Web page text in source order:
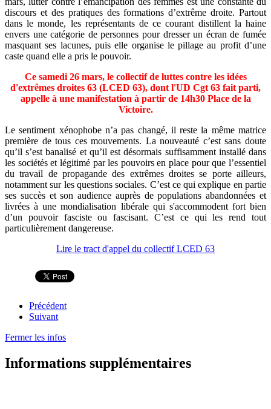
discours et des pratiques des formations d’extrême droite. Partout
dans le monde, les représentants de ce courant distillent la haine
envers une catégorie de personnes pour dresser un écran de fumée
masquant ses lacunes, puis elle organise le pillage au profit d’une
caste quand elle a pris le pouvoir.
Ce samedi 26 mars, le collectif de luttes contre les idées
d'extrêmes droites 63 (LCED 63), dont l'UD Cgt 63 fait parti,
appelle à une manifestation à partir de 14h30 Place de la
Victoire.
Le sentiment xénophobe n’a pas changé, il reste la même matrice
première de tous ces mouvements. La nouveauté c’est sans doute
qu’il s’est banalisé et qu’il est désormais suffisamment installé dans
les sociétés et légitimé par les pouvoirs en place pour que l’essentiel
du travail de propagande des extrêmes droites se porte ailleurs,
notamment sur les questions sociales. C’est ce qui explique en partie
ses succès et son audience auprès de populations abandonnées et
livrées à une mondialisation libérale qui s'accommodent fort bien
d’un pouvoir fasciste ou fascisant. C’est ce qui les rend tout
particulièrement dangereuse.
Lire le tract d'appel du collectif LCED 63
Précédent
Suivant
Fermer les infos
Informations supplémentaires